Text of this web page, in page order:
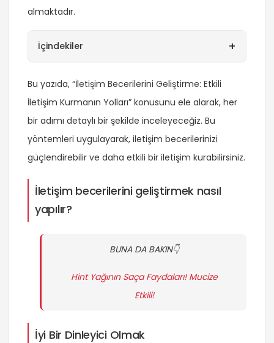
almaktadır.
İçindekiler +
Bu yazıda, “İletişim Becerilerini Geliştirme: Etkili
İletişim Kurmanın Yolları” konusunu ele alarak, her
bir adımı detaylı bir şekilde inceleyeceğiz. Bu
yöntemleri uygulayarak, iletişim becerilerinizi
güçlendirebilir ve daha etkili bir iletişim kurabilirsiniz.
İletişim becerilerini geliştirmek nasıl
yapılır?
BUNA DA BAKIN👇
Hint Yağının Saça Faydaları! Mucize
Etkili!
İyi Bir Dinleyici Olmak